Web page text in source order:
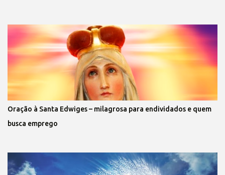
Oração à Santa Edwiges – milagrosa para endividados e quem
busca emprego